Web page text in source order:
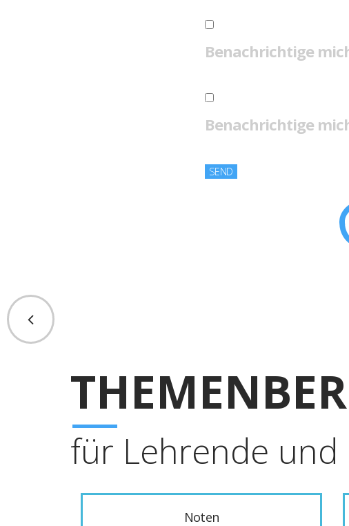
Benachrichtige
Benachrichtige
für Lehrende und
Noten